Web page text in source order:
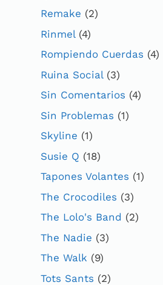
Remake (2)
Rinmel(4)
Rompiendo Cuerdas (4)
Ruina Social(3)
Sin Comentarios (4)
Sin Problemas (1)
Skyline (1)
Susie Q (18)
Tapones Volantes (1)
The Crocodiles (3)
The Lolo's Band (2)
The Nadie (3)
The Walk (9)
Tots Sants (2)